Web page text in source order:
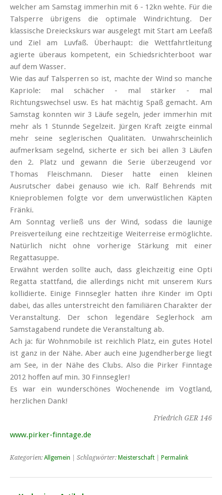
welcher am Samstag immerhin mit 6 - 12kn wehte. Für die
Talsperre übrigens die optimale Windrichtung. Der
klassische Dreieckskurs war ausgelegt mit Start am Leefaß
und Ziel am Luvfaß. Überhaupt: die Wettfahrtleitung
agierte überaus kompetent, ein Schiedsrichterboot war
auf dem Wasser.
Wie das auf Talsperren so ist, machte der Wind so manche
Kapriole: mal schächer - mal stärker - mal
Richtungswechsel usw. Es hat mächtig Spaß gemacht. Am
Samstag konnten wir 3 Läufe segeln, jeder immerhin mit
mehr als 1 Stunnde Segelzeit. Jürgen Kraft zeigte einmal
mehr seine seglerischen Qualitäten. Unwahrscheinlich
aufmerksam segelnd, sicherte er sich bei allen 3 Läufen
den 2. Platz und gewann die Serie überzeugend vor
Thomas Fleischmann. Dieser hatte einen kleinen
Ausrutscher dabei genauso wie ich. Ralf Behrends mit
Knieproblemen folgte vor dem unverwüstlichen Käpten
Fränki.
Am Sonntag verließ uns der Wind, sodass die launige
Preisverteilung eine rechtzeitige Weiterreise ermöglichte.
Natürlich nicht ohne vorherige Stärkung mit einer
Regattasuppe.
Erwähnt werden sollte auch, dass gleichzeitig eine Opti
Regatta stattfand, die allerdings nicht mit unserem Kurs
kollidierte. Einige Finnsegler hatten ihre Kinder im Opti
dabei, das alles unterstreicht den familiären Charakter der
Veranstaltung. Der schon legendäre Seglerhock am
Samstagabend rundete die Veranstaltung ab.
Ach ja: für Wohnmobile ist reichlich Platz, ein gutes Hotel
ist ganz in der Nähe. Aber auch eine Jugendherberge liegt
am See, in der Nähe des Clubs. Also die Pirker Finntage
2012 hoffen auf min. 30 Finnsegler!
Es war ein wunderschönes Wochenende im Vogtland,
herzlichen Dank!
Friedrich GER 146
www.pirker-finntage.de
Kategorien: Allgemein | Schlagwörter: Meisterschaft Permalink